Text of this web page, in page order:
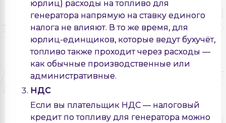
юрлиц) расходы на топливо для
генератора напрямую на ставку единого
налога не влияют. В то же время, для
юрлиц-единщиков, которые ведут бухучёт,
топливо также проходит через расходы —
как обычные производственные или
административные.
НДС
Если вы плательщик НДС — налоговый
кредит по топливу для генератора можно